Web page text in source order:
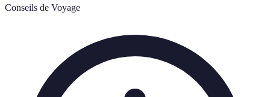
Conseils de Voyage